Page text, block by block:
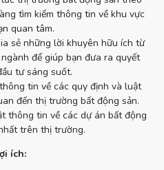
tìm kiếm thông tin về khu vực
quan tâm.
sẻ những lời khuyên hữu ích từ
để giúp bạn đưa ra quyết
tư sáng suốt.
tin về các quy định và luật
đến thị trường bất động sản.
thông tin về các dự án bất động
trên thị trường.
ích: